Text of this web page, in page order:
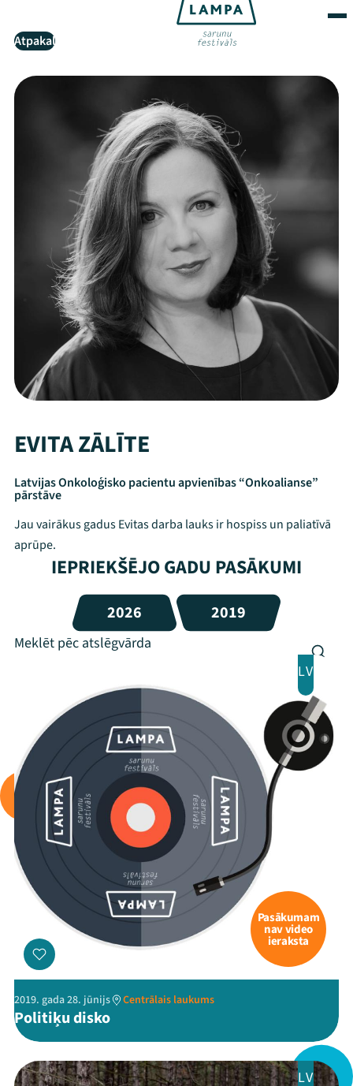
Mana programma
Festivāls
Programma
Arhīvs
Viņi bija LAMPĀ 2026
Jaunumi
Veikals
Atpakaļ
EVITA ZĀLĪTE
Latvijas Onkoloģisko pacientu apvienības “Onkoalianse”
pārstāve
Jau vairākus gadus Evitas darba lauks ir hospiss un paliatīvā
aprūpe.
IEPRIEKŠĒJO GADU PASĀKUMI
2026 2019
LV
Pasākumam
nav video
ieraksta
2019. gada 28. jūnijs Centrālais laukums
Politiķu disko
LV